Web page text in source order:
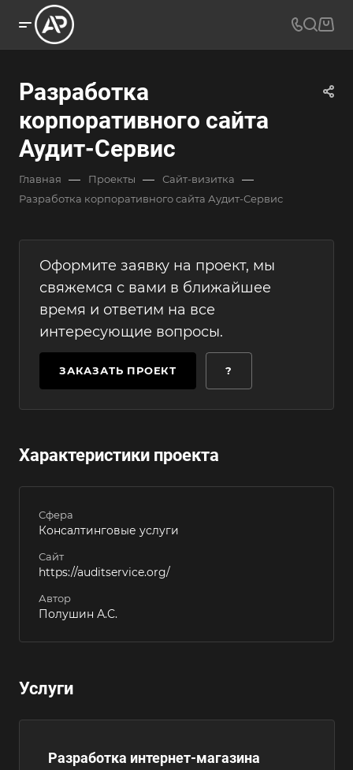
Разработка
корпоративного сайта
Аудит-Сервис
Главная — Проекты — Сайт-визитка —
Разработка корпоративного сайта Аудит-Сервис
Оформите заявку на проект, мы
свяжемся с вами в ближайшее
время и ответим на все
интересующие вопросы.
ЗАКАЗАТЬ ПРОЕКТ ?
Характеристики проекта
Сфера
Консалтинговые услуги
Сайт
https://auditservice.org/
Автор
Полушин А.С.
Услуги
Разработка интернет-магазина